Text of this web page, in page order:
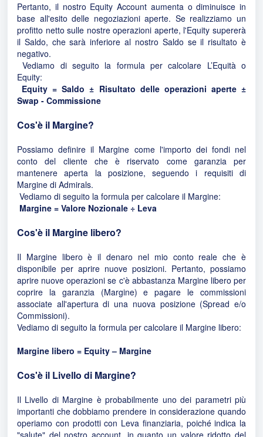
Pertanto, il nostro Equity Account aumenta o diminuisce in
base all'esito delle negoziazioni aperte. Se realizziamo un
profitto netto sulle nostre operazioni aperte, l'Equity supererà
il Saldo, che sarà inferiore al nostro Saldo se il risultato è
negativo.
Vediamo di seguito la formula per calcolare L’Equità o
Equity:
Equity = Saldo ± Risultato delle operazioni aperte ±
Swap - Commissione
Cos'è il Margine?
Possiamo definire il Margine come l'importo dei fondi nel
conto del cliente che è riservato come garanzia per
mantenere aperta la posizione, seguendo i requisiti di
Margine di Admirals.
Vediamo di seguito la formula per calcolare il Margine:
Margine = Valore Nozionale ÷ Leva
Cos'è il Margine libero?
Il Margine libero è il denaro nel mio conto reale che è
disponibile per aprire nuove posizioni. Pertanto, possiamo
aprire nuove operazioni se c'è abbastanza Margine libero per
coprire la garanzia (Margine) e pagare le commissioni
associate all'apertura di una nuova posizione (Spread e/o
Commissioni).
Vediamo di seguito la formula per calcolare il Margine libero:
Margine libero = Equity – Margine
Cos'è il Livello di Margine?
Il Livello di Margine è probabilmente uno dei parametri più
importanti che dobbiamo prendere in considerazione quando
operiamo con prodotti con Leva finanziaria, poiché indica la
"salute" del nostro account, in quanto un valore ridotto del